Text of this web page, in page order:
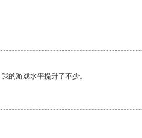
的游戏水平提升了不少。